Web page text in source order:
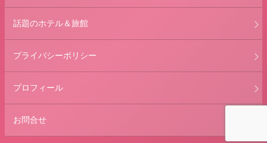
話題のホテル＆旅館
プライバシーポリシー
プロフィール
お問合せ